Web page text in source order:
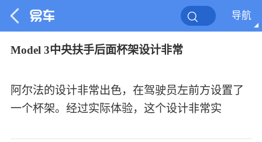
导航
Model 3中央扶手后面杯架设计非常
阿尔法的设计非常出色，在驾驶员左前方设置了
一个杯架。经过实际体验，这个设计非常实